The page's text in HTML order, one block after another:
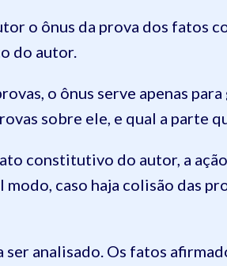
o ônus da prova dos fatos
do autor.
o ônus serve apenas
sobre ele, e qual a parte
constitutivo do autor, a
caso haja colisão das
analisado. Os fatos